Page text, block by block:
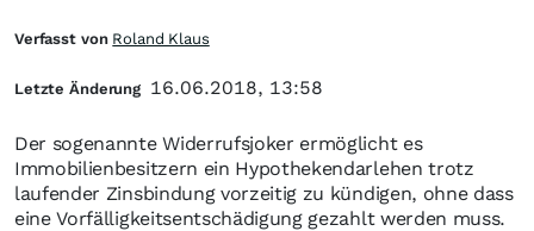
Der sogenannte Widerrufsjoker ermöglicht es
Immobilienbesitzern ein Hypothekendarlehen trotz
laufender Zinsbindung vorzeitig zu kündigen, ohne dass
eine Vorfälligkeitsentschädigung gezahlt werden muss.
Verfasst von Roland Klaus
Letzte Änderung 16.06.2018, 13:58